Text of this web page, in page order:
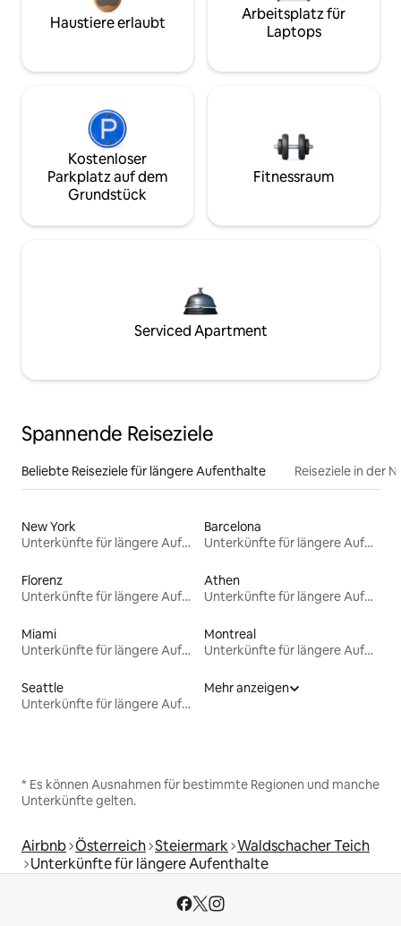
Haustiere erlaubt
Arbeitsplatz für
Laptops
Kostenloser
Parkplatz auf dem
Grundstück
Fitnessraum
Serviced Apartment
Spannende Reiseziele
Beliebte Reiseziele für längere Aufenthalte Reiseziele in der
New York
Unterkünfte für längere Aufenthalte
Barcelona
Unterkünfte für längere Aufenthalte
Florenz
Unterkünfte für längere Aufenthalte
Athen
Unterkünfte für längere Aufenthalte
Miami
Unterkünfte für längere Aufenthalte
Montreal
Unterkünfte für längere Aufenthalte
Seattle
Unterkünfte für längere Aufenthalte
Mehr anzeigen
* Es können Ausnahmen für bestimmte Regionen und manche
Unterkünfte gelten.
Airbnb Österreich Steiermark Waldschacher Teich
Unterkünfte für längere Aufenthalte